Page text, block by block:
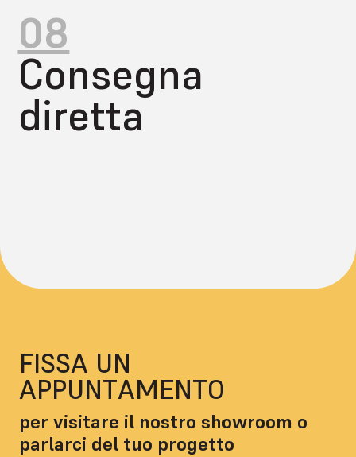
08
Consegna
diretta
FISSA UN
APPUNTAMENTO
per visitare il nostro showroom o
parlarci del tuo progetto